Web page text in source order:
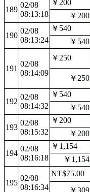
189
02/08
08:13:18
￥200
￥200
190
02/08
08:13:24
￥540
￥540
191
02/08
08:14:09
￥250
￥250
192
02/08
08:14:32
￥540
￥540
193
02/08
08:15:32
￥200
￥200
194
02/08
08:16:18
￥1,154
￥1,154
195
02/08
08:16:34
NT$75.00
￥309